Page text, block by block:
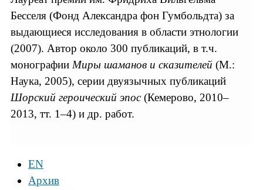
Бесселя (Фонд Александра фон Гумбольдта) за
выдающиеся исследования в области этнологии
(2007). Автор около 300 публикаций, в т.ч.
монографии Миры шаманов и сказителей (М.:
Наука, 2005), серии двуязычных публикаций
Шорский героический эпос(Кемерово, 2010–
2013, тт. 1–4) и др. работ.
EN
Архив